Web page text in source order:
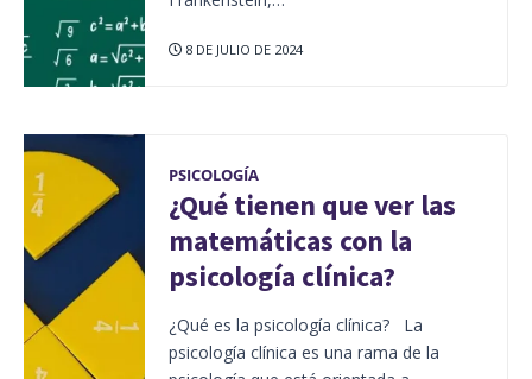
8 DE JULIO DE 2024
PSICOLOGÍA
¿Qué tienen que ver las
matemáticas con la
psicología clínica?
¿Qué es la psicología clínica? La
psicología clínica es una rama de la